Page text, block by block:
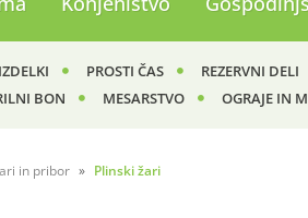
PROSTI ČAS REZERVNI DELI
BON MESARSTVO OGRAJE IN
in pribor Plinski žari